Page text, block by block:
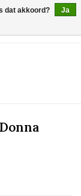
dat akkoord?
Ja
.